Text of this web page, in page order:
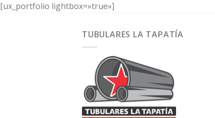
[ux_portfolio lightbox=»true»]
TUBULARES LA TAPATÍA